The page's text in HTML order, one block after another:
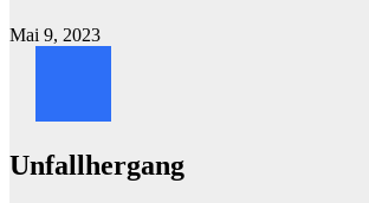
Mai 9, 2023
Unfallhergang